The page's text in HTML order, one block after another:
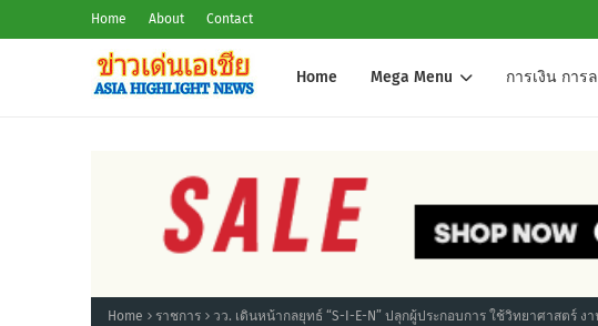
Home About Contact
Home Mega Menu การเงิน การ
Home ราชการ วว. เดินหน้ากลยุทธ์ “S-I-E-N” ปลุกผู้ประกอบการ ใช้วิทยาศาสตร์